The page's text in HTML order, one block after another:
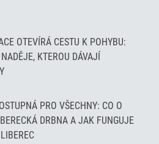
OTEVÍRÁ CESTU K POHYBU:
KTEROU DÁVAJÍ
PRO VŠECHNY: CO O
DRBNA A JAK FUNGUJE